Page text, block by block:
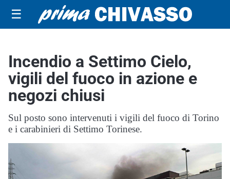
☰
Incendio a Settimo Cielo,
vigili del fuoco in azione e
negozi chiusi
Sul posto sono intervenuti i vigili del fuoco di Torino
e i carabinieri di Settimo Torinese.